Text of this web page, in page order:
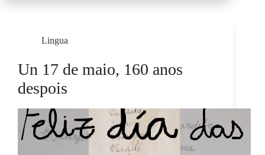
Lingua
Un 17 de maio, 160 anos
despois